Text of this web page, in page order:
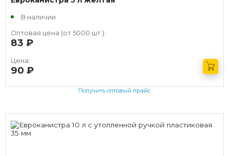
В наличии
Оптовая цена (от 5000 шт.):
83
Цена:
90
Получить оптовый прайс